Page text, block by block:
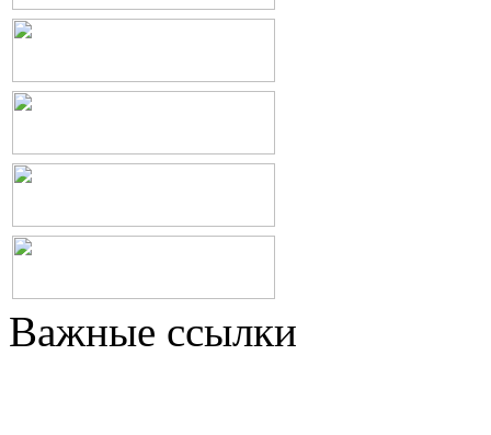
Важные ссылки